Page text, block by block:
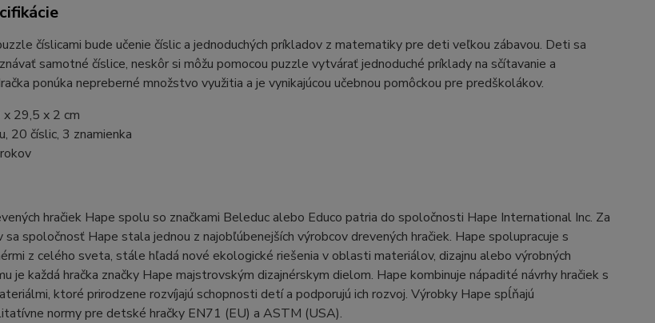
číslicami bude učenie číslic a jednoduchých príkladov z matematiky pre deti veľkou zábavou. Deti sa
samotné číslice, neskôr si môžu pomocou puzzle vytvárať jednoduché príklady na sčítavanie a
ponúka nepreberné množstvo využitia a je vynikajúcou učebnou pomôckou pre predškolákov.
x 29,5 x 2 cm
20 číslic, 3 znamienka
hračiek Hape spolu so značkami Beleduc alebo Educo patria do spoločnosti Hape International Inc. Za
spoločnosť Hape stala jednou z najobľúbenejších výrobcov drevených hračiek. Hape spolupracuje s
z celého sveta, stále hľadá nové ekologické riešenia v oblasti materiálov, dizajnu alebo výrobných
je každá hračka značky Hape majstrovským dizajnérskym dielom. Hape kombinuje nápadité návrhy hračiek s
ktoré prirodzene rozvíjajú schopnosti detí a podporujú ich rozvoj. Výrobky Hape spĺňajú
normy pre detské hračky EN71 (EU) a ASTM (USA).